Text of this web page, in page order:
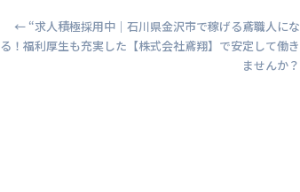
← “求人積極採用中｜石川県金沢市で稼げる鳶職人にな
る！福利厚生も充実した【株式会社鳶翔】で安定して働き
ませんか？